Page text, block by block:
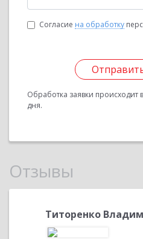
Согласие на обработку
Обработка заявки происходит
дня.
Отзывы
Титоренко